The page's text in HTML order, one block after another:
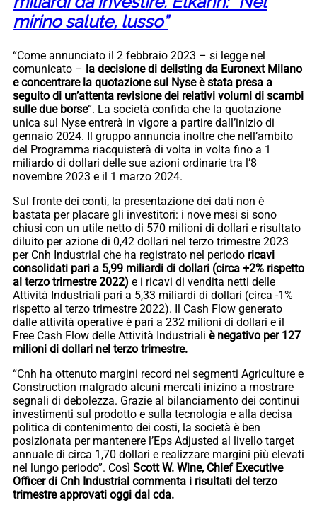
mirino salute, lusso”
“Come annunciato il 2 febbraio 2023 – si legge nel
comunicato – la decisione di delisting da Euronext Milano
e concentrare la quotazione sul Nyse è stata presa a
seguito di un’attenta revisione dei relativi volumi di scambi
sulle due borse“. La società confida che la quotazione
unica sul Nyse entrerà in vigore a partire dall’inizio di
gennaio 2024. Il gruppo annuncia inoltre che nell’ambito
del Programma riacquisterà di volta in volta fino a 1
miliardo di dollari delle sue azioni ordinarie tra l’8
novembre 2023 e il 1 marzo 2024.
Sul fronte dei conti, la presentazione dei dati non è
bastata per placare gli investitori: i nove mesi si sono
chiusi con un utile netto di 570 milioni di dollari e risultato
diluito per azione di 0,42 dollari nel terzo trimestre 2023
per Cnh Industrial che ha registrato nel periodo ricavi
consolidati pari a 5,99 miliardi di dollari (circa +2% rispetto
al terzo trimestre 2022) e i ricavi di vendita netti delle
Attività Industriali pari a 5,33 miliardi di dollari (circa -1%
rispetto al terzo trimestre 2022). Il Cash Flow generato
dalle attività operative è pari a 232 milioni di dollari e il
Free Cash Flow delle Attività Industriali è negativo per 127
milioni di dollari nel terzo trimestre.
“Cnh ha ottenuto margini record nei segmenti Agriculture e
Construction malgrado alcuni mercati inizino a mostrare
segnali di debolezza. Grazie al bilanciamento dei continui
investimenti sul prodotto e sulla tecnologia e alla decisa
politica di contenimento dei costi, la società è ben
posizionata per mantenere l’Eps Adjusted al livello target
annuale di circa 1,70 dollari e realizzare margini più elevati
nel lungo periodo”. Così Scott W. Wine, Chief Executive
Officer di Cnh Industrial commenta i risultati del terzo
trimestre approvati oggi dal cda.